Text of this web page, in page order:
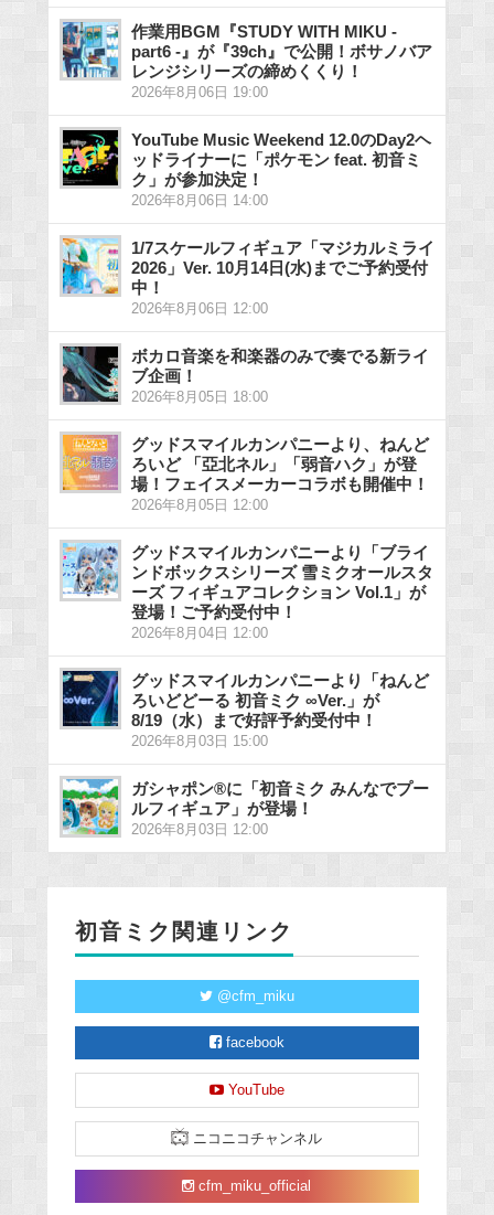
作業用BGM『STUDY WITH MIKU -
part6 -』が『39ch』で公開！ボサノバア
レンジシリーズの締めくくり！
2026年8月06日 19:00
YouTube Music Weekend 12.0のDay2ヘ
ッドライナーに「ポケモン feat. 初音ミ
ク」が参加決定！
2026年8月06日 14:00
1/7スケールフィギュア「マジカルミライ
2026」Ver. 10月14日(水)までご予約受付
中！
2026年8月06日 12:00
ボカロ音楽を和楽器のみで奏でる新ライ
ブ企画！
2026年8月05日 18:00
グッドスマイルカンパニーより、ねんど
ろいど 「亞北ネル」「弱音ハク」が登
場！フェイスメーカーコラボも開催中！
2026年8月05日 12:00
グッドスマイルカンパニーより「ブライ
ンドボックスシリーズ 雪ミクオールスタ
ーズ フィギュアコレクション Vol.1」が
登場！ご予約受付中！
2026年8月04日 12:00
グッドスマイルカンパニーより「ねんど
ろいどどーる 初音ミク ∞Ver.」が
8/19（水）まで好評予約受付中！
2026年8月03日 15:00
ガシャポン®に「初音ミク みんなでプー
ルフィギュア」が登場！
2026年8月03日 12:00
初音ミク関連リンク
@cfm_miku
facebook
YouTube
ニコニコチャンネル
cfm_miku_official